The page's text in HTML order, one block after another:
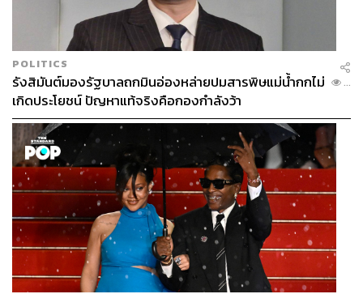
POLITICS
รังสิมันต์มองรัฐบาลถกมินอ่องหล่ายปมสารพิษแม่น้ำกกไม่
เกิดประโยชน์ ปัญหาแท้จริงคือกองกำลังว้า
...